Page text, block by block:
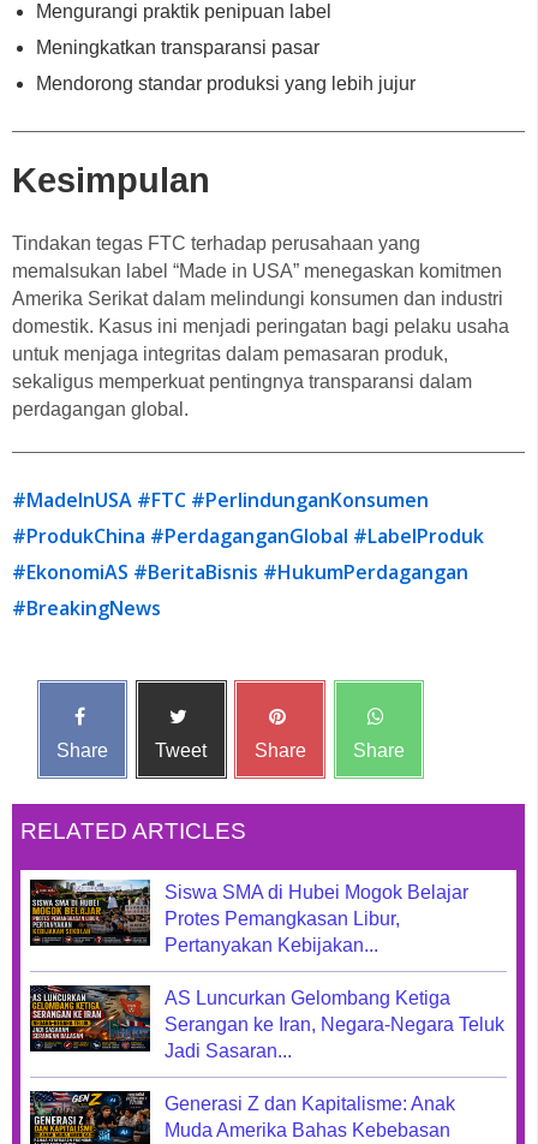
Mengurangi praktik penipuan label
Meningkatkan transparansi pasar
Mendorong standar produksi yang lebih jujur
Kesimpulan
Tindakan tegas FTC terhadap perusahaan yang
memalsukan label “Made in USA” menegaskan komitmen
Amerika Serikat dalam melindungi konsumen dan industri
domestik. Kasus ini menjadi peringatan bagi pelaku usaha
untuk menjaga integritas dalam pemasaran produk,
sekaligus memperkuat pentingnya transparansi dalam
perdagangan global.
#MadeInUSA #FTC #PerlindunganKonsumen
#ProdukChina #PerdaganganGlobal #LabelProduk
#EkonomiAS #BeritaBisnis #HukumPerdagangan
#BreakingNews
Share Tweet Share Share
RELATED ARTICLES
Siswa SMA di Hubei Mogok Belajar
Protes Pemangkasan Libur,
Pertanyakan Kebijakan...
AS Luncurkan Gelombang Ketiga
Serangan ke Iran, Negara-Negara Teluk
Jadi Sasaran...
Generasi Z dan Kapitalisme: Anak
Muda Amerika Bahas Kebebasan